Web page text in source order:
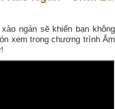
ngán sẽ khiến bạn không
xem trong chương trình Ẩm